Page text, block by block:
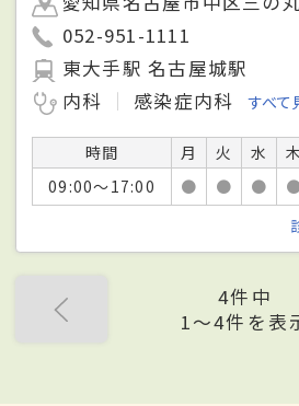
052-951-1111
東大手駅 名古屋城駅
内科
感染症内科 すべて
時間 月 火 水 木
09:00～17:00
● ● ●
4件中
1〜4件を表